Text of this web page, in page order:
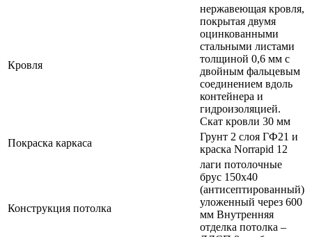
Кровля
нержавеющая кровля,
покрытая двумя
оцинкованными
стальными листами
толщиной 0,6 мм с
двойным фальцевым
соединением вдоль
контейнера и
гидроизоляцией.
Скат кровли 30 мм
Покраска каркаса
Грунт 2 слоя ГФ21 и
краска Norrapid 12
Конструкция потолка
лаги потолочные
брус 150х40
(антисептированный)
уложенный через 600
мм Внутренняя
отделка потолка –